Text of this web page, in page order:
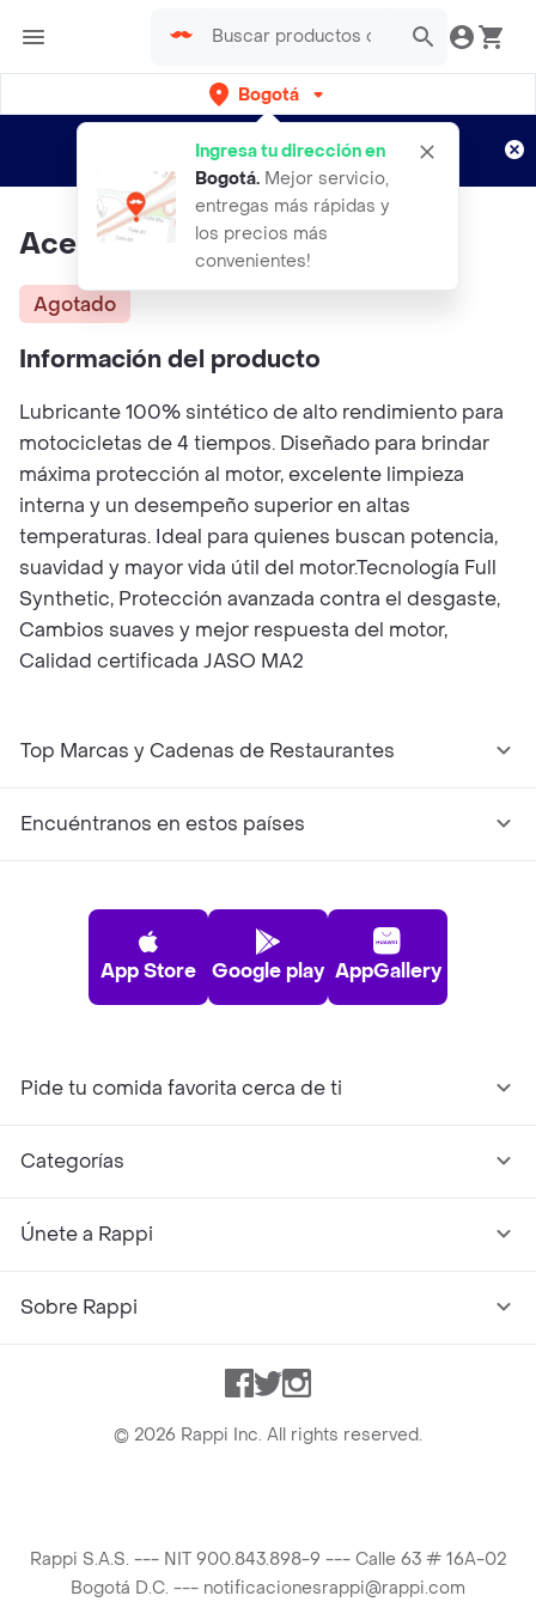
Bogotá
Ingresa tu dirección en
Bogotá. Mejor servicio,
entregas más rápidas y
los precios más
convenientes!
envíos gratis por semanas
Aplican TyC
Aceite Kixx Mx9 4t 20w-50
Agotado
Información del producto
Lubricante 100% sintético de alto rendimiento para
motocicletas de 4 tiempos. Diseñado para brindar
máxima protección al motor, excelente limpieza
interna y un desempeño superior en altas
temperaturas. Ideal para quienes buscan potencia,
suavidad y mayor vida útil del motor.Tecnología Full
Synthetic, Protección avanzada contra el desgaste,
Cambios suaves y mejor respuesta del motor,
Calidad certificada JASO MA2
Top Marcas y Cadenas de Restaurantes
Encuéntranos en estos países
App Store Google play AppGallery
Pide tu comida favorita cerca de ti
Categorías
Únete a Rappi
Sobre Rappi
Facebook
TwitterInstagram
© 2026 Rappi Inc. All rights reserved.
Rappi S.A.S. --- NIT 900.843.898-9 --- Calle 63 # 16A-02
Bogotá D.C. --- notificacionesrappi@rappi.com